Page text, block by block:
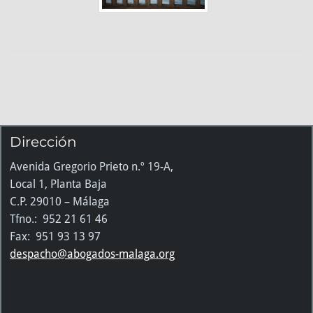
Dirección
Avenida Gregorio Prieto n.º 19-A,
Local 1, Planta Baja
C.P. 29010 – Málaga
Tfno.: 952 21 61 46
Fax: 951 93 13 97
despacho@abogados-malaga.org